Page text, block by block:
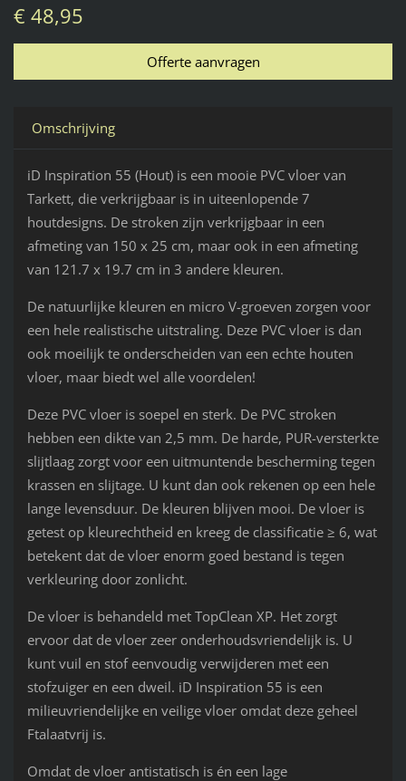
€ 48,95
Omschrijving
iD Inspiration 55 (Hout) is een mooie PVC vloer van
Tarkett, die verkrijgbaar is in uiteenlopende 7
houtdesigns. De stroken zijn verkrijgbaar in een
afmeting van 150 x 25 cm, maar ook in een afmeting
van 121.7 x 19.7 cm in 3 andere kleuren.
De natuurlijke kleuren en micro V-groeven zorgen voor
een hele realistische uitstraling. Deze PVC vloer is dan
ook moeilijk te onderscheiden van een echte houten
vloer, maar biedt wel alle voordelen!
Deze PVC vloer is soepel en sterk. De PVC stroken
hebben een dikte van 2,5 mm. De harde, PUR-versterkte
slijtlaag zorgt voor een uitmuntende bescherming tegen
krassen en slijtage. U kunt dan ook rekenen op een hele
lange levensduur. De kleuren blijven mooi. De vloer is
getest op kleurechtheid en kreeg de classificatie ≥ 6, wat
betekent dat de vloer enorm goed bestand is tegen
verkleuring door zonlicht.
De vloer is behandeld met TopClean XP. Het zorgt
ervoor dat de vloer zeer onderhoudsvriendelijk is. U
kunt vuil en stof eenvoudig verwijderen met een
stofzuiger en een dweil. iD Inspiration 55 is een
milieuvriendelijke en veilige vloer omdat deze geheel
Ftalaatvrij is.
Omdat de vloer antistatisch is én een lage